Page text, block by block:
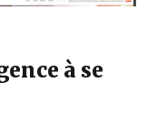
à se